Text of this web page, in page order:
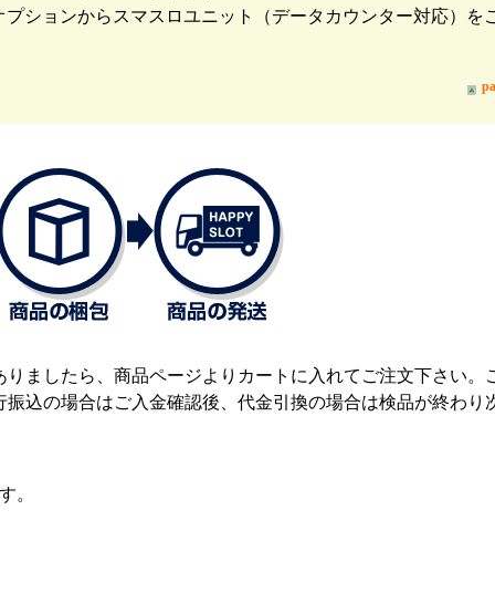
ションからスマスロユニット（データカウンター対応）を
ましたら、商品ページよりカートに入れてご注文下さい。
込の場合はご入金確認後、代金引換の場合は検品が終わり
。